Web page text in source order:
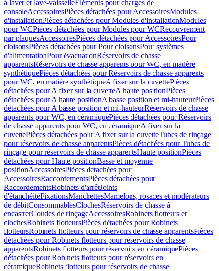
à laver et lave-vaisselleEléments pour charges de
consoleAccessoiresPièces détachées pour AccessoiresModules
d'installationPièces détachées pour Modules d'installationModules
pour WCPièces détachées pour Modules pour WCRecouvrement
par plaquesAccessoiresPièces détachées pour AccessoiresPour
cloisonsPièces détachées pour Pour cloisonsPour systèmes
d'alimentationPour évacuationRéservoirs de chasse
apparentsRéservoirs de chasse apparents pour WC, en matière
synthétiquePièces détachées pour Réservoirs de chasse apparents
pour WC, en matière synthétiqueA fixer sur la cuvettePièces
détachées pour A fixer sur la cuvetteA haute positionPièces
détachées pour A haute positionA basse position et mi-hauteurPièces
détachées pour A basse position et mi-hauteurRéservoirs de chasse
apparents pour WC, en céramiquePièces détachées pour Réservoirs
de chasse apparents pour WC, en céramiqueA fixer sur la
cuvettePièces détachées pour A fixer sur la cuvetteTubes de rinçage
pour réservoirs de chasse apparentsPièces détachées pour Tubes de
rinçage pour réservoirs de chasse apparentsHaute positionPièces
détachées pour Haute positionBasse et moyenne
positionAccessoiresPièces détachées pour
AccessoiresRaccordementsPièces détachées pour
RaccordementsRobinets d'arrêtJoints
d'étanchéitéFixationsManchettesMamelons, rosaces et modérateurs
de débitConsommablesClochesRéservoirs de chasse à
encastrerCoudes de rinçageAccessoiresRobinets flotteurs et
clochesRobinets flotteursPièces détachées pour Robinets
flotteursRobinets flotteurs pour réservoirs de chasse apparentsPièces
détachées pour Robinets flotteurs pour réservoirs de chasse
apparentsRobinets flotteurs pour réservoirs en céramiquePièces
détachées pour Robinets flotteurs pour réservoirs en
céramiqueRobinets flotteurs pour réservoirs de chasse